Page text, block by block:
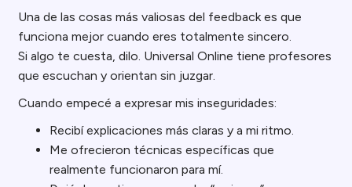
Una de las cosas más valiosas del feedback es que
funciona mejor cuando eres totalmente sincero.
Si algo te cuesta, dilo. Universal Online tiene profesores
que escuchan y orientan sin juzgar.
Cuando empecé a expresar mis inseguridades:
Recibí explicaciones más claras y a mi ritmo.
Me ofrecieron técnicas específicas que
realmente funcionaron para mí.